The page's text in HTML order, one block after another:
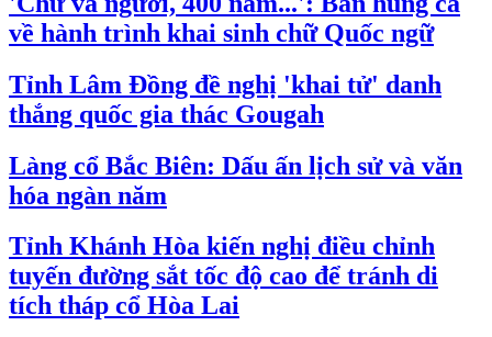
về hành trình khai sinh chữ Quốc ngữ
Tỉnh Lâm Đồng đề nghị 'khai tử' danh
thắng quốc gia thác Gougah
Làng cổ Bắc Biên: Dấu ấn lịch sử và văn
hóa ngàn năm
Tỉnh Khánh Hòa kiến nghị điều chỉnh
tuyến đường sắt tốc độ cao để tránh di
tích tháp cổ Hòa Lai